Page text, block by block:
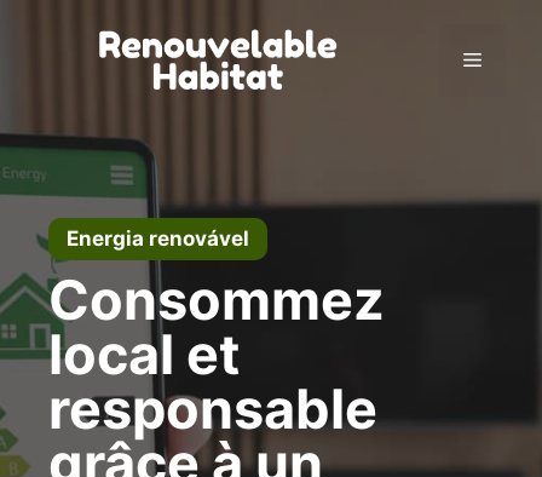
Menu
Energia renovável
Consommez
local et
responsable
grâce à un